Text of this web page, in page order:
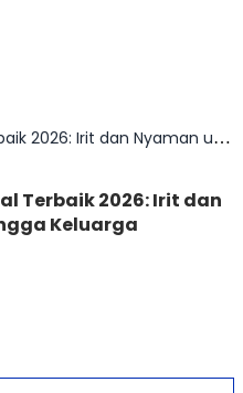
Rekomendasi Mobil Manual Terbaik 2026: Irit dan Nyaman untuk Pemula hingga Keluarga
Terbaik 2026: Irit dan
Keluarga